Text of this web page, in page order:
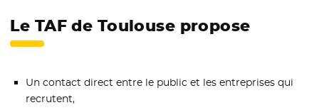
Le TAF de Toulouse propose
Un contact direct entre le public et les entreprises qui
recrutent,